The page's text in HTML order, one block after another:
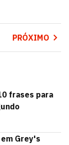
PRÓXIMO
frases para
Grey's